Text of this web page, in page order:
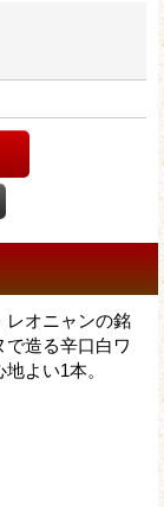
レオニャンの銘
造る辛口白ワ
よい1本。